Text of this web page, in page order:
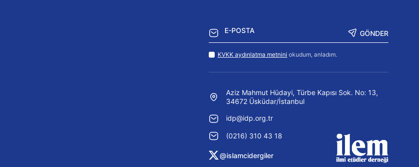
GÖNDER
KVKK aydınlatma metnini okudum, anladım.
Aziz Mahmut Hüdayi, Türbe Kapısı Sok. No: 13,
34672 Üsküdar/İstanbul
idp@idp.org.tr
(0216) 310 43 18
@islamcidergiler